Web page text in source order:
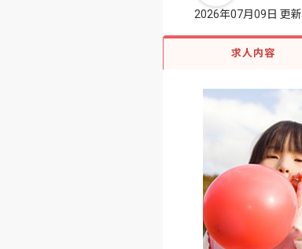
2026年07月09日 更新
求人内容